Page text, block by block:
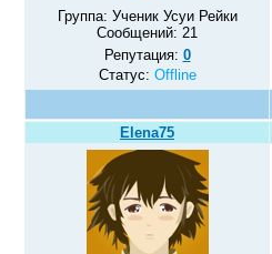
Группа: Ученик Усуи Рейки
Сообщений: 21
Репутация: 0
Статус: Offline
Elena75